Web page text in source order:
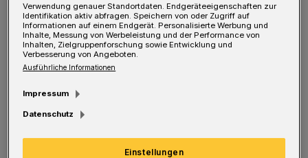
essen oder zu trinken. Außerdem müssen die
Bürger teils auf dem Gehweg stehen, mit allen
einhergehenden Unannehmlichkeiten."
Ziel sei es, den Standort "mit anderen
Verwaltungseinheiten mit weit weniger
Todtenhausen: "Vorstellbar wäre
Verwendung genauer Standortdaten. Endgeräteeigenschaften zur
Identifikation aktiv abfragen. Speichern von oder Zugriff auf
Informationen auf einem Endgerät. Personalisierte Werbung und
Inhalte, Messung von Werbeleistung und der Performance von
Inhalten, Zielgruppenforschung sowie Entwicklung und
Verbesserung von Angeboten.
Ausführliche Informationen
Impressum
Datenschutz
Einstellungen